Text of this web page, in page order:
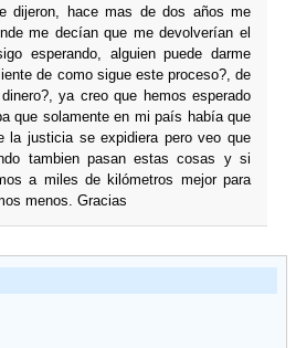
dijeron, hace mas de dos años me
me decí­an que me devolverí­an el
esperando, alguien puede darme
de como sigue este proceso?, de
ya creo que hemos esperado
que solamente en mi paí­s habí­a que
la justicia se expidiera pero veo que
tambien pasan estas cosas y si
a miles de kilómetros mejor para
menos. Gracias